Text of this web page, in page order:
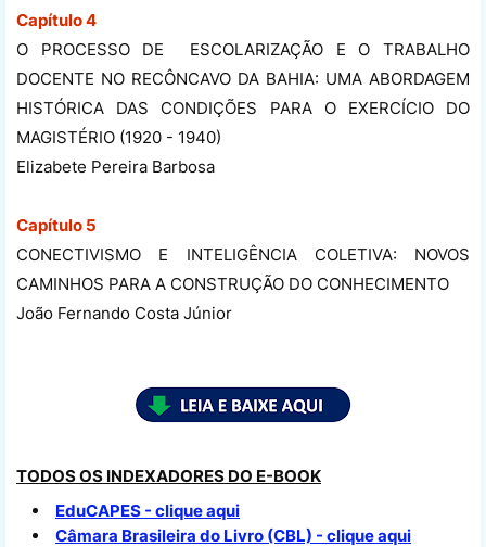
Capítulo 4
O PROCESSO DE ESCOLARIZAÇÃO E O TRABALHO
DOCENTE NO RECÔNCAVO DA BAHIA: UMA ABORDAGEM
HISTÓRICA DAS CONDIÇÕES PARA O EXERCÍCIO DO
MAGISTÉRIO (1920 - 1940)
Elizabete Pereira Barbosa
Capítulo 5
CONECTIVISMO E INTELIGÊNCIA COLETIVA: NOVOS
CAMINHOS PARA A CONSTRUÇÃO DO CONHECIMENTO
João Fernando Costa Júnior
TODOS OS INDEXADORES DO E-BOOK
EduCAPES - clique aqui
Câmara Brasileira do Livro (CBL) - clique aqui